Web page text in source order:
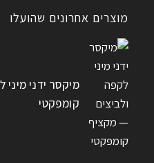
מוצרים אחרונים שהועלו
מיקסר ידני
קומפקטי